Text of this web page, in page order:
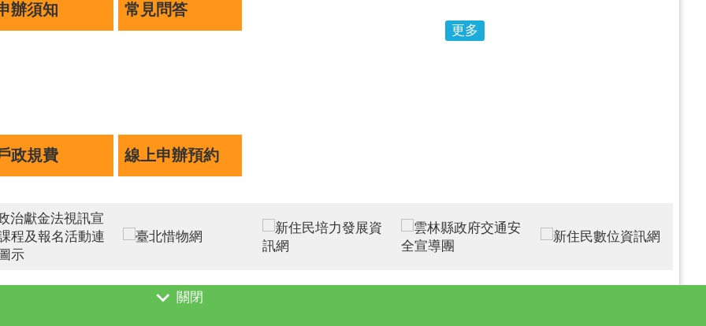
辦須知 常見問答
政規費 線上申辦預約
與堅韌精神，為社會注入溫暖力量。 張麗善縣長表示，雲林
縣有超過1萬7千位新住民在此落地生根，不僅是家庭的重要支
尊重與關懷。本次獲表揚的30位母親，每一位都在生命歷程中展
現「為母則強」的精神，以堅毅與愛，寫下感人至深的生命篇
章。 來自印尼的吳素玲女士，面對孩子病痛與離世的重大打
更多
關閉